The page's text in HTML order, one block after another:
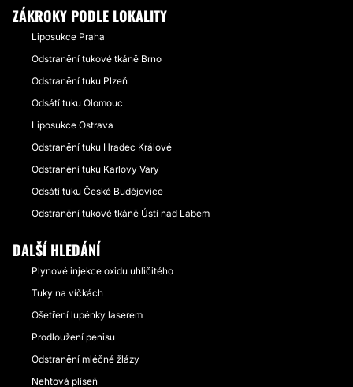
ZÁKROKY PODLE LOKALITY
Liposukce Praha
Odstranění tukové tkáně Brno
Odstranění tuku Plzeň
Odsátí tuku Olomouc
Liposukce Ostrava
Odstranění tuku Hradec Králové
Odstranění tuku Karlovy Vary
Odsátí tuku České Budějovice
Odstranění tukové tkáně Ústí nad Labem
DALŠÍ HLEDÁNÍ
Plynové injekce oxidu uhličitého
Tuky na víčkách
Ošetření lupénky laserem
Prodloužení penisu
Odstranění mléčné žlázy
Nehtová plíseň